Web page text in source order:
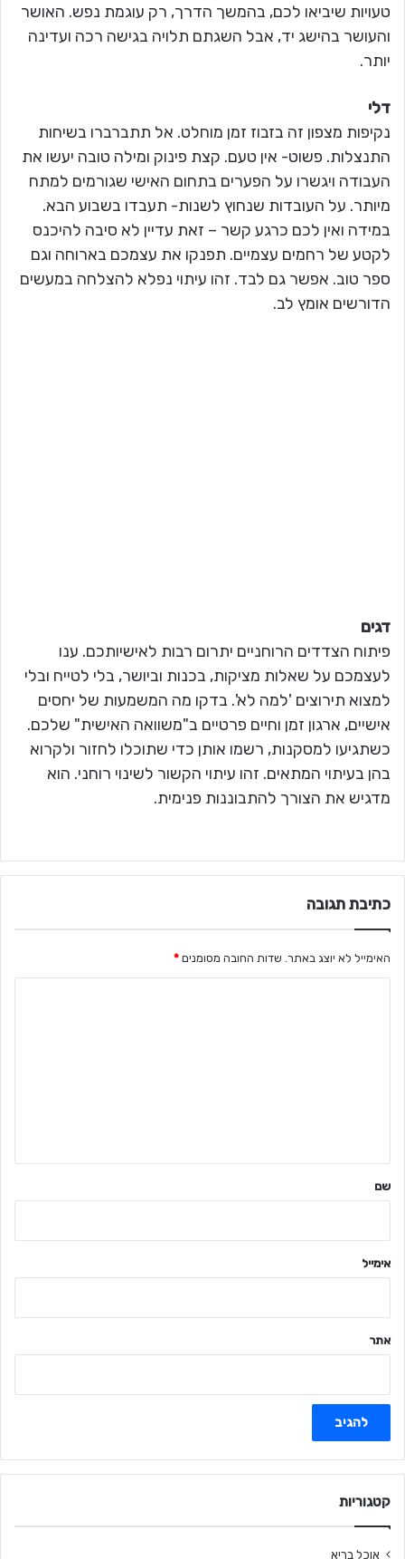
טעויות שיביאו לכם, בהמשך הדרך, רק עוגמת נפש. האושר
והעושר בהישג יד, אבל השגתם תלויה בגישה רכה ועדינה
יותר.
דלי
נקיפות מצפון זה בזבוז זמן מוחלט. אל תתברברו בשיחות
התנצלות. פשוט- אין טעם. קצת פינוק ומילה טובה יעשו את
העבודה ויגשרו על הפערים בתחום האישי שגורמים למתח
מיותר. על העובדות שנחוץ לשנות- תעבדו בשבוע הבא.
במידה ואין לכם כרגע קשר – זאת עדיין לא סיבה להיכנס
לקטע של רחמים עצמיים. תפנקו את עצמכם בארוחה וגם
ספר טוב. אפשר גם לבד. זהו עיתוי נפלא להצלחה במעשים
הדורשים אומץ לב.
דגים
פיתוח הצדדים הרוחניים יתרום רבות לאישיותכם. ענו
לעצמכם על שאלות מציקות, בכנות וביושר, בלי לטייח ובלי
למצוא תירוצים 'למה לא'. בדקו מה המשמעות של יחסים
אישיים, ארגון זמן וחיים פרטיים ב"משוואה האישית" שלכם.
כשתגיעו למסקנות, רשמו אותן כדי שתוכלו לחזור ולקרוא
בהן בעיתוי המתאים. זהו עיתוי הקשור לשינוי רוחני. הוא
מדגיש את הצורך להתבוננות פנימית.
כתיבת תגובה
האימייל לא יוצג באתר. שדות החובה מסומנים *
ל
שם
אימייל
אתר
קטגוריות
אוכל בריא